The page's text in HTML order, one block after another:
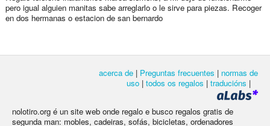
pero igual alguien manitas sabe arreglarlo o le sirve para piezas. Recoger
en dos hermanas o estacion de san bernardo
acerca de | Preguntas frecuentes | normas de
uso | todos os regalos | traducións |
nolotiro.org é un site web onde regalo e busco regalos gratis de
segunda man: mobles, cadeiras, sofás, bicicletas, ordenadores